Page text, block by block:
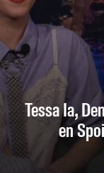
Tessa Ia,
en